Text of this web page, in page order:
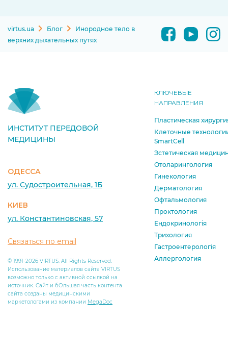
virtus.ua Блог
Инородное тело в
верхних дыхательных путях
ИНСТИТУТ ПЕРЕДОВОЙ
МЕДИЦИНЫ
ОДЕССА
ул. Судостроительная, 1Б
КИЕВ
ул. Константиновская, 57
Связаться по email
© 1991-2026 VIRTUS. All Rights Reserved.
Использование материалов сайта VIRTUS
возможно только с активной ссылкой на
источник. Сайт и бОльшая часть контента
сайта созданы медицинскими
маркетологами из компании MegaDoc
КЛЮЧЕВЫЕ
НАПРАВЛЕНИЯ
Пластическая
Клеточные
SmartCell
Эстетическая
Отоларингология
Гинекология
Дерматология
Офтальмология
Проктология
Ендокринологія
Трихология
Гастроентерологія
Аллергология